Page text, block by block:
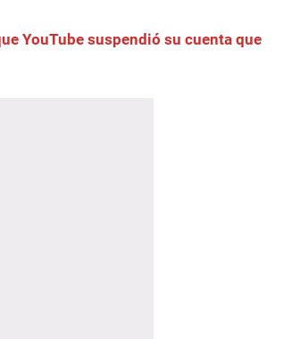
YouTube suspendió su cuenta que